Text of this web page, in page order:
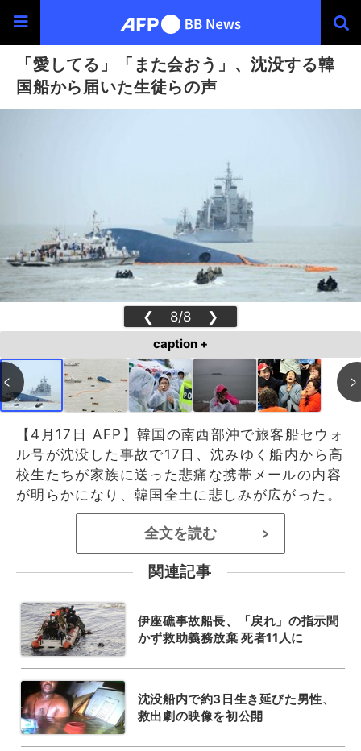
「愛してる」「また会おう」、沈没する韓
国船から届いた生徒らの声
❮ 8/8 ❯
caption +
【4月17日 AFP】韓国の南西部沖で旅客船セウォ
ル号が沈没した事故で17日、沈みゆく船内から高
校生たちが家族に送った悲痛な携帯メールの内容
が明らかになり、韓国全土に悲しみが広がった。
全文を読む >
関連記事
伊座礁事故船長、「戻れ」の指示聞
かず救助義務放棄 死者11人に
沈没船内で約3日生き延びた男性、
救出劇の映像を初公開